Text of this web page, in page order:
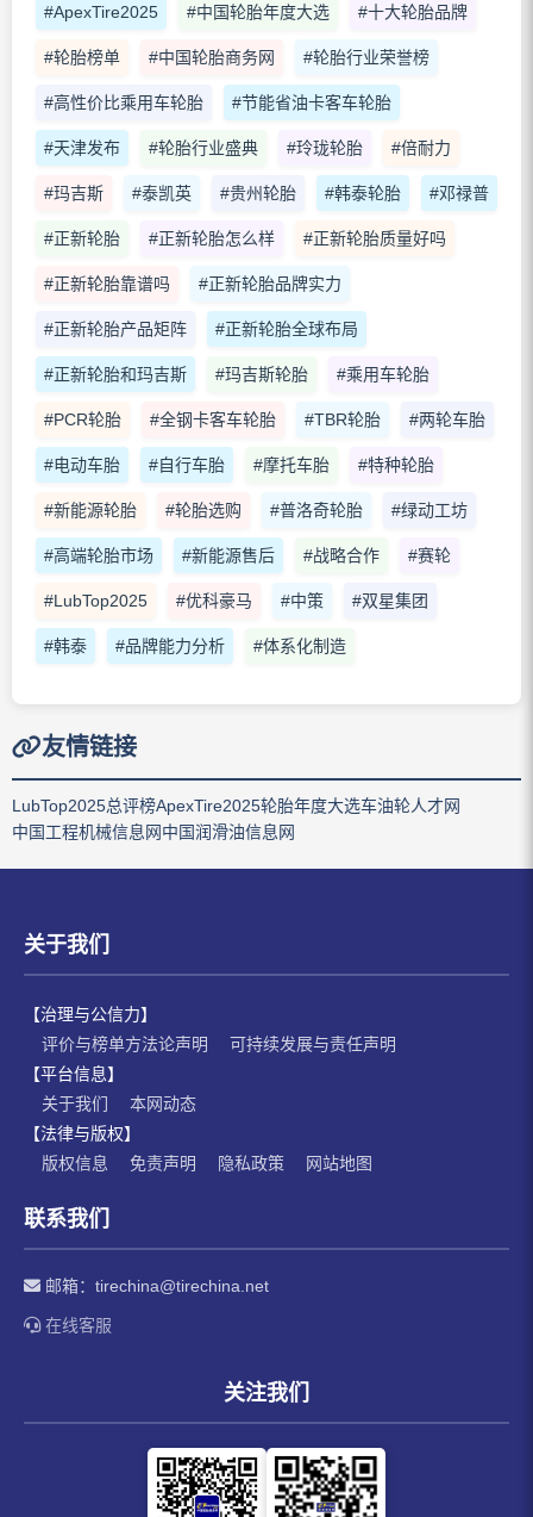
#ApexTire2025 #中国轮胎年度大选 #十大轮胎品牌
#轮胎榜单 #中国轮胎商务网 #轮胎行业荣誉榜
#高性价比乘用车轮胎 #节能省油卡客车轮胎
#天津发布 #轮胎行业盛典 #玲珑轮胎 #倍耐力
#玛吉斯 #泰凯英 #贵州轮胎 #韩泰轮胎 #邓禄普
#正新轮胎 #正新轮胎怎么样 #正新轮胎质量好吗
#正新轮胎靠谱吗 #正新轮胎品牌实力
#正新轮胎产品矩阵 #正新轮胎全球布局
#正新轮胎和玛吉斯 #玛吉斯轮胎 #乘用车轮胎
#PCR轮胎 #全钢卡客车轮胎 #TBR轮胎 #两轮车胎
#电动车胎 #自行车胎 #摩托车胎 #特种轮胎
#新能源轮胎 #轮胎选购 #普洛奇轮胎 #绿动工坊
#高端轮胎市场 #新能源售后 #战略合作 #赛轮
#LubTop2025 #优科豪马 #中策 #双星集团
#韩泰 #品牌能力分析 #体系化制造
友情链接
LubTop2025总评榜ApexTire2025轮胎年度大选车油轮人才网
中国工程机械信息网中国润滑油信息网
关于我们
【治理与公信力】
评价与榜单方法论声明
可持续发展与责任声明
【平台信息】
关于我们
本网动态
【法律与版权】
版权信息
免责声明 隐私政策 网站地图
联系我们
邮箱： tirechina@tirechina.net
在线客服
关注我们